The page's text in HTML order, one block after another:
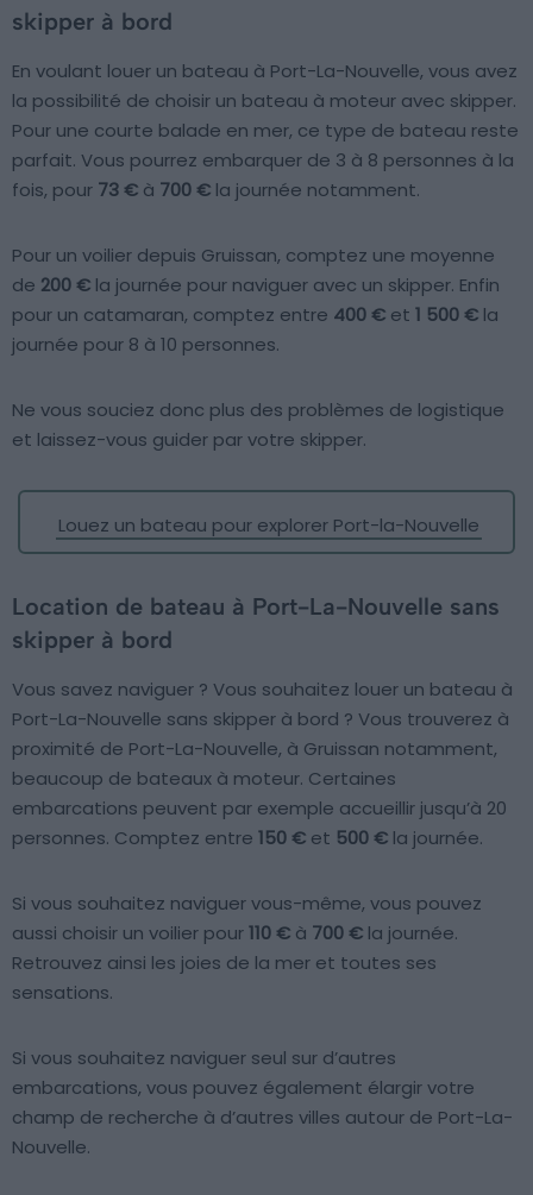
skipper à bord
En voulant louer un bateau à Port-La-Nouvelle, vous avez
la possibilité de choisir un bateau à moteur avec skipper.
Pour une courte balade en mer, ce type de bateau reste
parfait. Vous pourrez embarquer de 3 à 8 personnes à la
fois, pour 73 € à 700 € la journée notamment.
Pour un voilier depuis Gruissan, comptez une moyenne
de 200 € la journée pour naviguer avec un skipper. Enfin
pour un catamaran, comptez entre 400 € et 1 500 € la
journée pour 8 à 10 personnes.
Ne vous souciez donc plus des problèmes de logistique
et laissez-vous guider par votre skipper.
Louez un bateau pour explorer Port-la-Nouvelle
Location de bateau à Port-La-Nouvelle sans
skipper à bord
Vous savez naviguer ? Vous souhaitez louer un bateau à
Port-La-Nouvelle sans skipper à bord ? Vous trouverez à
proximité de Port-La-Nouvelle, à Gruissan notamment,
beaucoup de bateaux à moteur. Certaines
embarcations peuvent par exemple accueillir jusqu’à 20
personnes. Comptez entre 150 € et 500 € la journée.
Si vous souhaitez naviguer vous-même, vous pouvez
aussi choisir un voilier pour110 € à 700 € la journée.
Retrouvez ainsi les joies de la mer et toutes ses
sensations.
Si vous souhaitez naviguer seul sur d’autres
embarcations, vous pouvez également élargir votre
champ de recherche à d’autres villes autour de Port-La-
Nouvelle.